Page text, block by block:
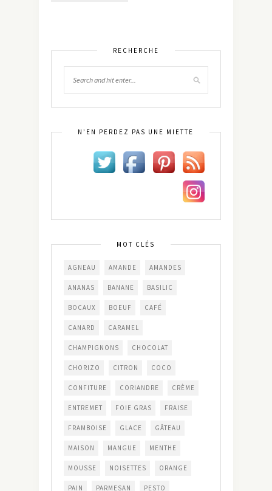
RECHERCHE
N’EN PERDEZ PAS UNE MIETTE
MOT CLÉS
AGNEAU AMANDE AMANDES
ANANAS BANANE BASILIC
BOCAUX BOEUF CAFÉ
CANARD CARAMEL
CHAMPIGNONS CHOCOLAT
CHORIZO CITRON COCO
CONFITURE CORIANDRE CRÈME
ENTREMET FOIE GRAS FRAISE
FRAMBOISE GLACE GÂTEAU
MAISON MANGUE MENTHE
MOUSSE NOISETTES ORANGE
PAIN PARMESAN PESTO